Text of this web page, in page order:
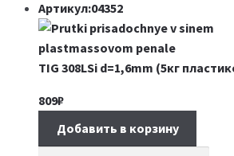
Артикул:04352
TIG 308LSi d=1,6mm (5кг
809₽
Добавить в корзину